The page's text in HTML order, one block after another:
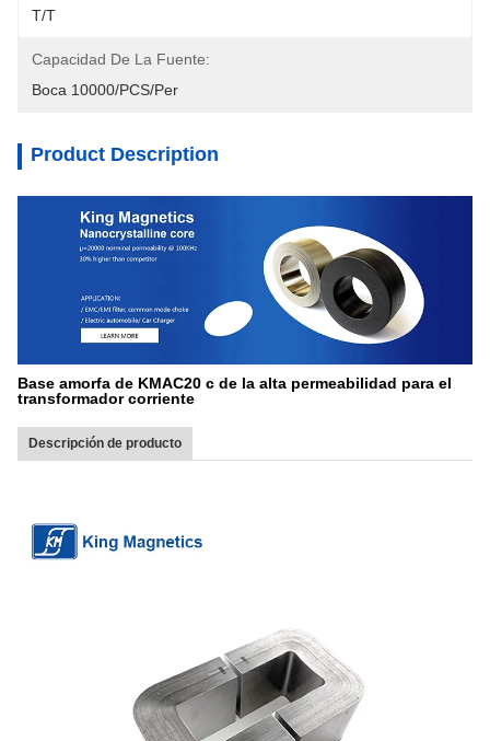
T/T
Capacidad De La Fuente:
Boca 10000/PCS/Per
Product Description
Base amorfa de KMAC20 c de la alta permeabilidad para el
transformador corriente
Descripción de producto